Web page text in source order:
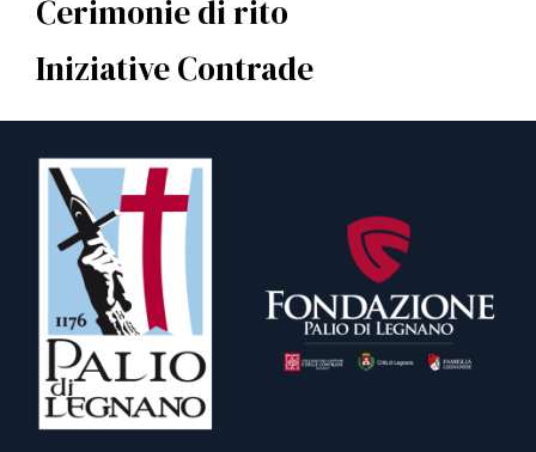
Cerimonie di rito
Iniziative Contrade